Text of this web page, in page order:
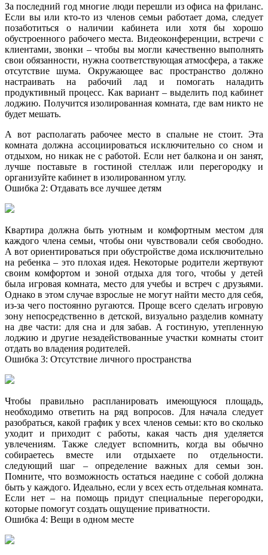
За последний год многие люди перешли из офиса на фриланс.
Если вы или кто-то из членов семьи работает дома, следует
позаботиться о наличии кабинета или хотя бы хорошо
обустроенного рабочего места. Видеоконференции, встречи с
клиентами, звонки – чтобы вы могли качественно выполнять
свои обязанности, нужна соответствующая атмосфера, а также
отсутствие шума. Окружающее вас пространство должно
настраивать на рабочий лад и помогать наладить
продуктивный процесс. Как вариант – выделить под кабинет
лоджию. Получится изолированная комната, где вам никто не
будет мешать.
А вот располагать рабочее место в спальне не стоит. Эта
комната должна ассоциироваться исключительно со сном и
отдыхом, но никак не с работой. Если нет балкона и он занят,
лучше поставьте в гостиной стеллаж или перегородку и
организуйте кабинет в изолированном углу.
Ошибка 2: Отдавать все лучшее детям
Квартира должна быть уютным и комфортным местом для
каждого члена семьи, чтобы они чувствовали себя свободно.
А вот ориентироваться при обустройстве дома исключительно
на ребенка – это плохая идея. Некоторые родители жертвуют
своим комфортом и зоной отдыха для того, чтобы у детей
была игровая комната, место для учебы и встреч с друзьями.
Однако в этом случае взрослые не могут найти место для себя,
из-за чего постоянно ругаются. Проще всего сделать игровую
зону непосредственно в детской, визуально разделив комнату
на две части: для сна и для забав. А гостиную, утепленную
лоджию и другие незадействованные участки комнаты стоит
отдать во владения родителей.
Ошибка 3: Отсутствие личного пространства
Чтобы правильно распланировать имеющуюся площадь,
необходимо ответить на ряд вопросов. Для начала следует
разобраться, какой график у всех членов семьи: кто во сколько
уходит и приходит с работы, какая часть дня уделяется
увлечениям. Также следует вспомнить, когда вы обычно
собираетесь вместе или отдыхаете по отдельности.
следующий шаг – определение важных для семьи зон.
Помните, что возможность остаться наедине с собой должна
быть у каждого. Идеально, если у всех есть отдельная комната.
Если нет – на помощь придут специальные перегородки,
которые помогут создать ощущение приватности.
Ошибка 4: Вещи в одном месте